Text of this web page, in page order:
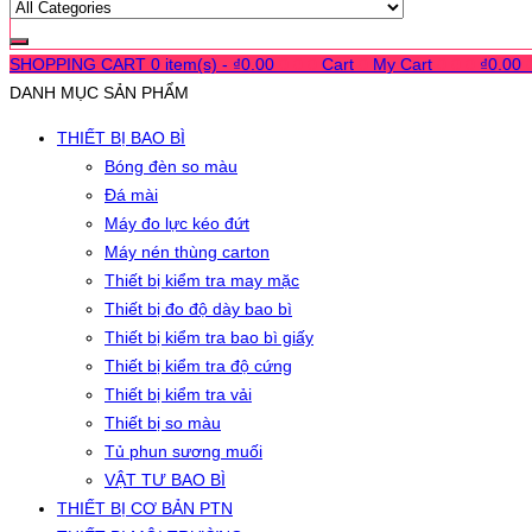
SHOPPING CART 0 item(s) - ₫0.00 Cart My Cart ₫0.00
DANH MỤC SẢN PHẨM
THIẾT BỊ BAO BÌ
Bóng đèn so màu
Đá mài
Máy đo lực kéo đứt
Máy nén thùng carton
Thiết bị kiểm tra may mặc
Thiết bị đo độ dày bao bì
Thiết bị kiểm tra bao bì giấy
Thiết bị kiểm tra độ cứng
Thiết bị kiểm tra vải
Thiết bị so màu
Tủ phun sương muối
VẬT TƯ BAO BÌ
THIẾT BỊ CƠ BẢN PTN